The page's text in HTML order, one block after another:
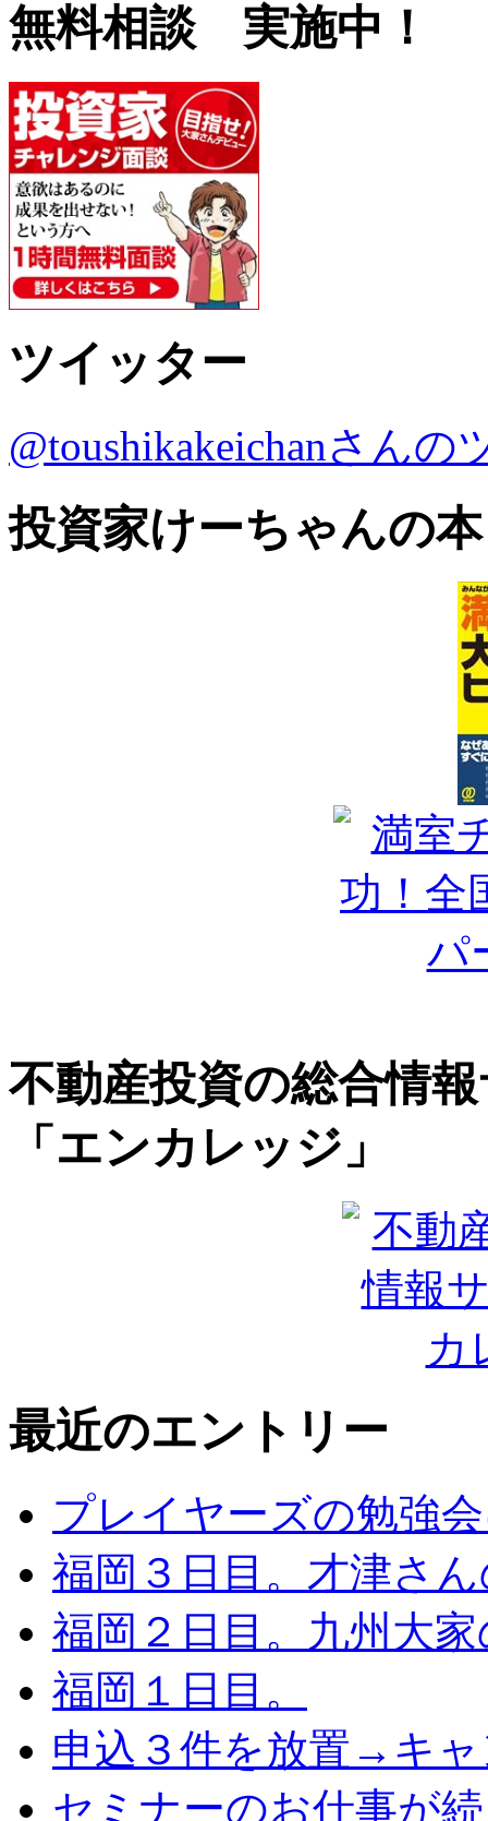
無料相談 実施中！
ツイッター
@toushikakeichanさんの
投資家けーちゃんの本
不動産投資の総合情
「エンカレッジ」
最近のエントリー
プレイヤーズの勉強
福岡３日目。才津さ
福岡２日目。九州大
福岡１日目。
申込３件を放置→キ
セミナーのお仕事が